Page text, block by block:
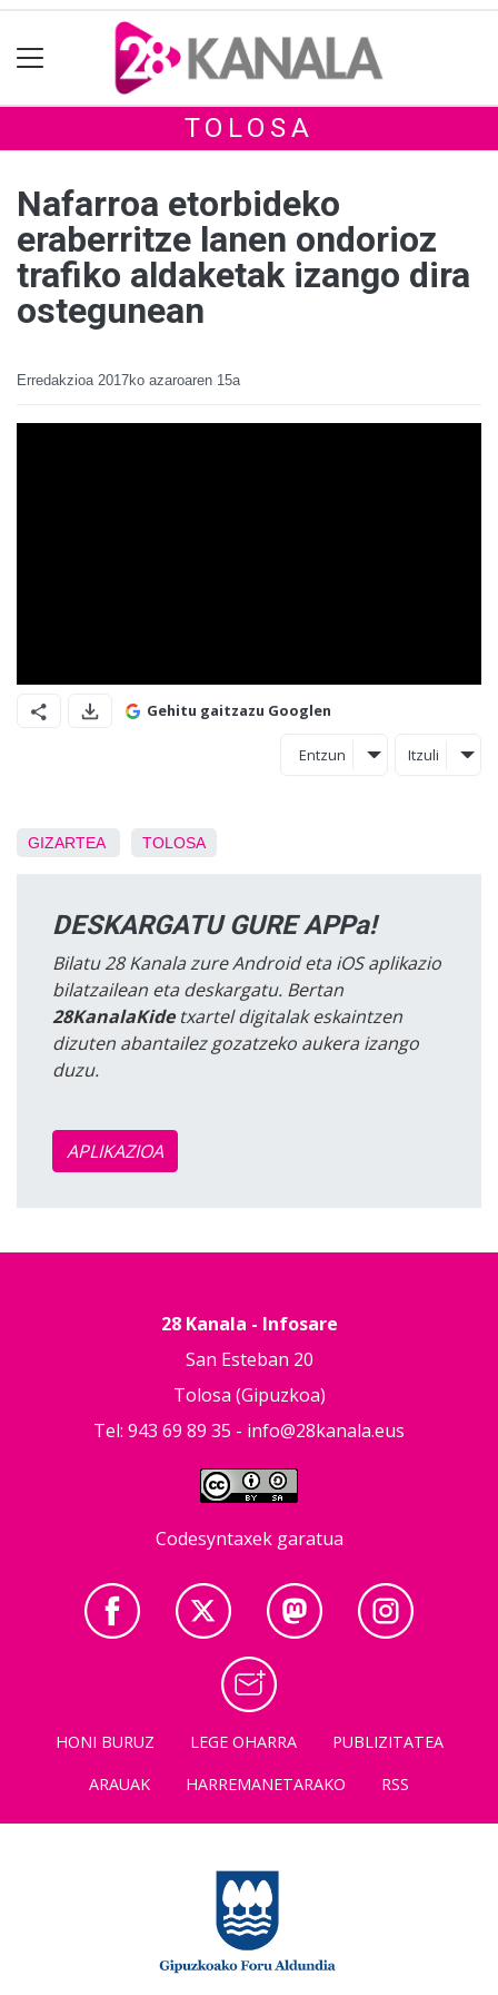
TOLOSA
Nafarroa etorbideko
eraberritze lanen ondorioz
trafiko aldaketak izango dira
ostegunean
Erredakzioa 2017ko azaroaren 15a
Gehitu gaitzazu Googlen
Entzun Itzuli
GIZARTEA TOLOSA
DESKARGATU GURE APPa!
Bilatu 28 Kanala zure Android eta iOS aplikazio
bilatzailean eta deskargatu. Bertan
28KanalaKidetxartel digitalak eskaintzen
dizuten abantailez gozatzeko aukera izango
duzu.
APLIKAZIOA
28 Kanala - Infosare
San Esteban 20
Tolosa (Gipuzkoa)
Tel: 943 69 89 35 - info@28kanala.eus
Codesyntaxek garatua
HONI BURUZ LEGE OHARRA
PUBLIZITATEA
ARAUAK
HARREMANETARAKO RSS